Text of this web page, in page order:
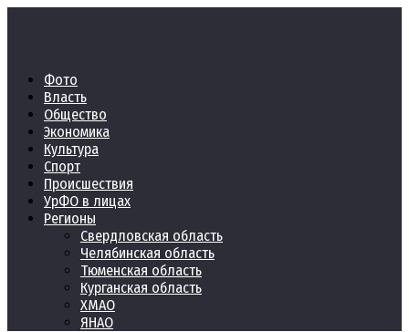
Фото
Власть
Общество
Экономика
Культура
Спорт
Происшествия
УрФО в лицах
Регионы
Свердловская область
Челябинская область
Тюменская область
Курганская область
ХМАО
ЯНАО